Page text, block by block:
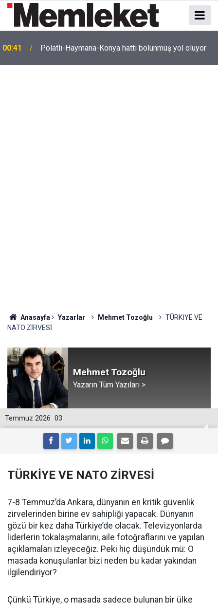
00:41 Polatlı-Haymana-Konya hattı bölünmüş yol oluyor
Anasayfa Yazarlar Mehmet Tozoğlu
TÜRKİYE VE
NATO ZİRVESİ
Mehmet Tozoğlu
Yazarın Tüm Yazıları >
03
Temmuz 2026
TÜRKİYE VE NATO ZİRVESİ
7-8 Temmuz’da Ankara, dünyanın en kritik güvenlik
zirvelerinden birine ev sahipliği yapacak. Dünyanın
gözü bir kez daha Türkiye’de olacak. Televizyonlarda
liderlerin tokalaşmalarını, aile fotoğraflarını ve yapılan
açıklamaları izleyeceğiz. Peki hiç düşündük mü: O
masada konuşulanlar bizi neden bu kadar yakından
ilgilendiriyor?
Çünkü Türkiye, o masada sadece bulunan bir ülke